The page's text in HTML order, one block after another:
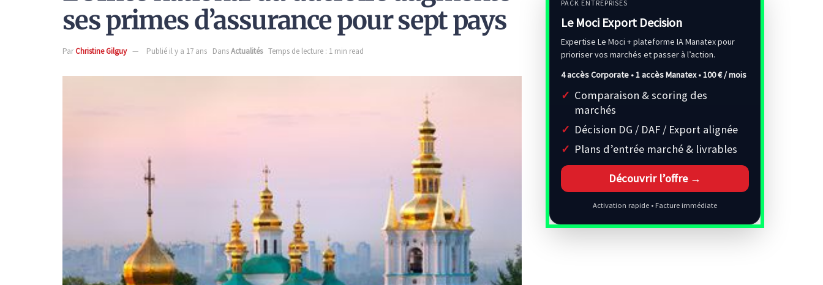
ses primes d’assurance pour sept pays
ParChristine Gilguy Publié il y a 17 ans DansActualités Temps de lecture : 1 min read
PACK ENTREPRISES
Le Moci Export Decision
Expertise Le Moci + plateforme IA Manatex pour
prioriser vos marchés et passer à l’action.
4 accès Corporate • 1 accès Manatex •100 € / mois
Comparaison & scoring des
marchés
Décision DG / DAF / Export alignée
Plans d’entrée marché & livrables
Découvrir l’offre →
Activation rapide • Facture immédiate